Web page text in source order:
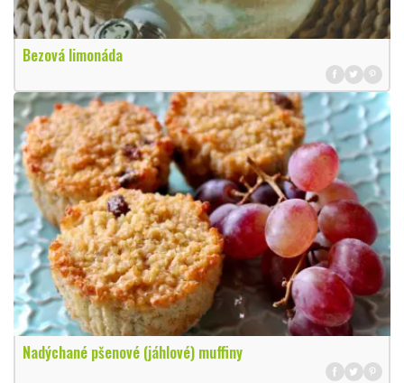
Bezová limonáda
Nadýchané pšenové (jáhlové) muffiny